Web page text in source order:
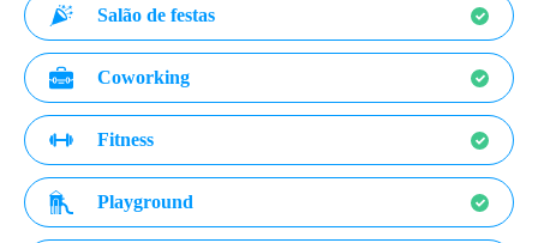
Salão de festas
Coworking
Fitness
Playground